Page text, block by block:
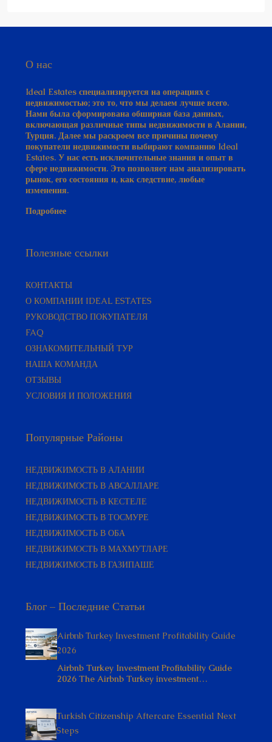
О нас
Ideal Estates специализируется на операциях с
недвижимостью; это то, что мы делаем лучше всего.
Нами была сформирована обширная база данных,
включающая различные типы недвижимости в Алании,
Турция. Далее мы раскроем все причины почему
покупатели недвижимости выбирают компанию Ideal
Estates. У нас есть исключительные знания и опыт в
сфере недвижимости. Это позволяет нам анализировать
рынок, его состояния и, как следствие, любые
изменения.
Подробнее
Полезные ссылки
КОНТАКТЫ
О КОМПАНИИ IDEAL ESTATES
РУКОВОДСТВО ПОКУПАТЕЛЯ​
FAQ
ОЗНАКОМИТЕЛЬНЫЙ ТУР
НАША КОМАНДА
ОТЗЫВЫ
УСЛОВИЯ И ПОЛОЖЕНИЯ
Популярные Районы
НЕДВИЖИМОСТЬ В АЛАНИИ
НЕДВИЖИМОСТЬ В АВСАЛЛАРЕ
НЕДВИЖИМОСТЬ В КЕСТЕЛЕ
НЕДВИЖИМОСТЬ В ТОСМУРЕ
НЕДВИЖИМОСТЬ В ОБА
НЕДВИЖИМОСТЬ В МАХМУТЛАРЕ
НЕДВИЖИМОСТЬ В ГАЗИПАШЕ
Блог – Последние Статьи
Airbnb Turkey Investment Profitability Guide
2026
Airbnb Turkey Investment Profitability Guide
2026 The Airbnb Turkey investment…
Turkish Citizenship Aftercare Essential Next
Steps